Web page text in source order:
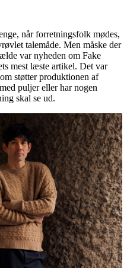
når forretningsfolk mødes,
talemåde. Men måske der
var nyheden om Fake
mest læste artikel. Det var
støtter produktionen af
puljer eller har nogen
skal se ud.